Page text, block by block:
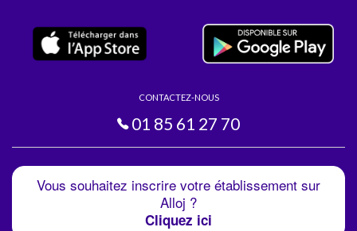
CONTACTEZ-NOUS
01 85 61 27 70
Vous souhaitez inscrire votre établissement sur
Alloj ?
Cliquez ici